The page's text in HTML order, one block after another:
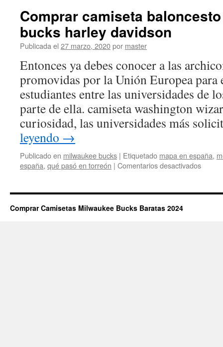
camisetas
Comprar camiseta
bucks harley davidson
Publicada el 27 marzo, 2020por master
Entonces ya debes conocer a las
promovidas por la Unión Europea para
estudiantes entre las universidades de
parte de ella. camiseta washington
curiosidad, las universidades más
leyendo →
Publicado en milwaukee bucks | Etiquetado mapa en españa,
españa, qué pasó en torreón | Comentarios desactivadosen
Comprar Camisetas Milwaukee Bucks Baratas 2024